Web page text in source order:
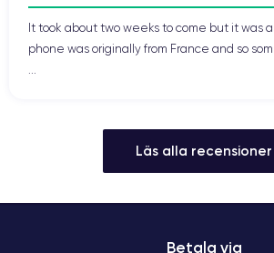
It took about two weeks to come but it was
phone was originally from France and so
Läs alla recensioner
Betala via